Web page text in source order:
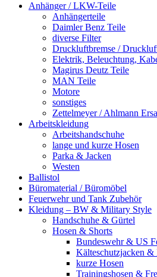
Anhänger / LKW-Teile
Anhängerteile
Daimler Benz Teile
diverse Filter
Druckluftbremse /
Elektrik, Beleuchtung,
Magirus Deutz Teile
MAN Teile
Motore
sonstiges
Zettelmeyer / Ahlmann
Arbeitskleidung
Arbeitshandschuhe
lange und kurze Hosen
Parka & Jacken
Westen
Ballistol
Büromaterial / Büromöbel
Feuerwehr und Tank Zubehör
Kleidung – BW & Military Style
Handschuhe & Gürtel
Hosen & Shorts
Bundeswehr & US
Kälteschutzjacken &
kurze Hosen
Trainingshosen &